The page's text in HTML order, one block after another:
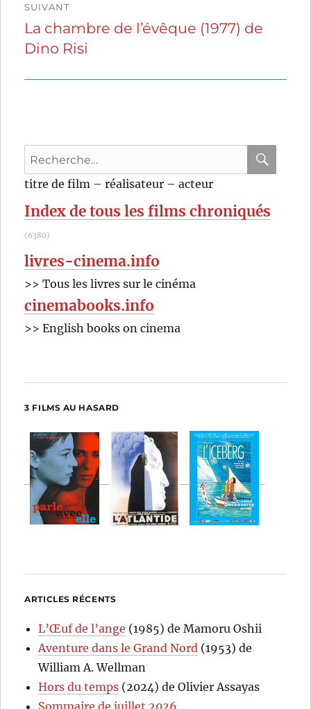
SUIVANT
Publication
suivante :
La chambre de l’évêque (1977) de
Dino Risi
Recherche
pour
:
titre de film – réalisateur – acteur
Index de tous les films chroniqués
(6380)
livres-cinema.info
>> Tous les livres sur le cinéma
cinemabooks.info
>> English books on cinema
3 FILMS AU HASARD
ARTICLES RÉCENTS
L’Œuf de l’ange (1985) de Mamoru Oshii
Aventure dans le Grand Nord (1953) de
William A. Wellman
Hors du temps (2024) de Olivier Assayas